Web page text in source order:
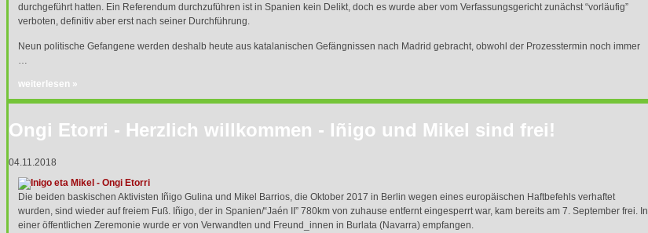
durchgeführt hatten. Ein Referendum durchzuführen ist in Spanien kein Delikt, doch es wurde aber vom Verfassungsgericht zunächst “vorläufig”
verboten, definitiv aber erst nach seiner Durchführung.
Neun politische Gefangene werden deshalb heute aus katalanischen Gefängnissen nach Madrid gebracht, obwohl der Prozesstermin noch immer
…
weiterlesen »
Ongi Etorri - Herzlich willkommen - Iñigo und Mikel sind frei!
04.11.2018
Die beiden baskischen Aktivisten Iñigo Gulina und Mikel Barrios, die Oktober 2017 in Berlin wegen eines europäischen Haftbefehls verhaftet
wurden, sind wieder auf freiem Fuß. Iñigo, der in Spanien/“Jaén II” 780km von zuhause entfernt eingesperrt war, kam bereits am 7. September frei. In
einer öffentlichen Zeremonie wurde er von Verwandten und Freund_innen in Burlata (Navarra) empfangen.